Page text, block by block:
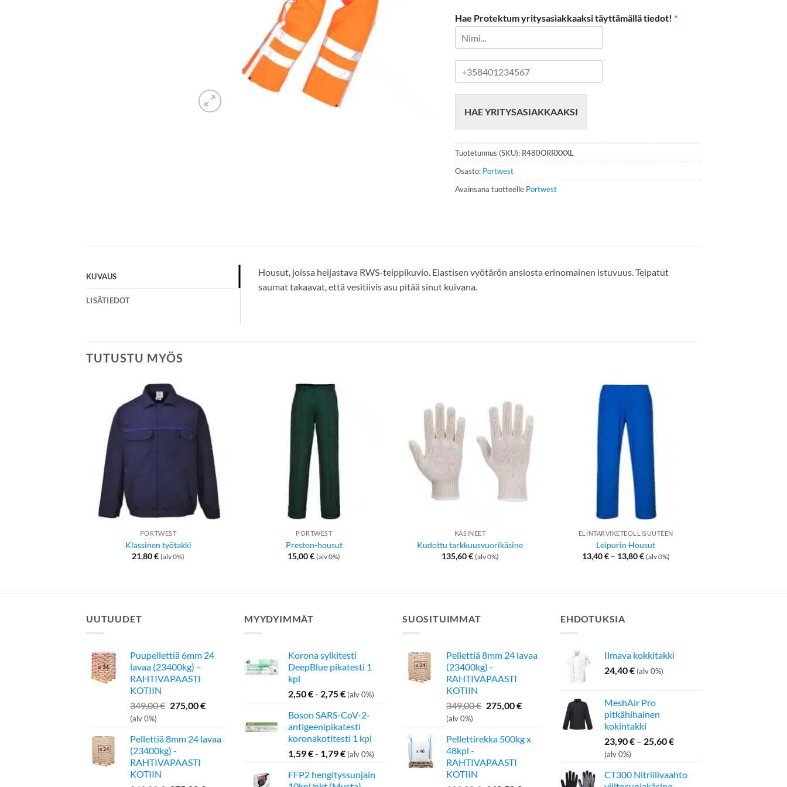
Hae Protektum yritysasiakkaaksi täyttämällä tiedot! *
n
u
m
e
r
HAE YRITYSASIAKKAAKSI
Tuotetunnus (SKU): R480ORRXXXL
Osasto: Portwest
Avainsana tuotteelle Portwest
KUVAUS
LISÄTIEDOT
Housut, joissa heijastava RWS-teippikuvio. Elastisen vyötärön ansiosta erinomainen istuvuus. Teipatut
saumat takaavat, että vesitiivis asu pitää sinut kuivana.
TUTUSTU MYÖS
PORTWEST
Klassinen työtakki
21,80€ (alv 0%)
PORTWEST
Preston-housut
15,00€ (alv 0%)
KÄSINEET
Kudottu tarkkuusvuorikäsine
135,60€ (alv 0%)
ELINTARVIKETEOLLISUUTEEN
Leipurin Housut
13,40€ – 13,80€Hintaluokka:
13,40 €
(alv 0%)
UUTUUDET
Puupellettiä 6mm 24
lavaa (23400kg) –
RAHTIVAPAASTI
KOTIIN
349,00€ Alkuperäinen
349,00 €.
275,00€Nykyinen
275,00 €.
(alv 0%)
Pellettiä 8mm 24 lavaa
(23400kg) -
RAHTIVAPAASTI
KOTIIN
MYYDYIMMÄT
Korona sylkitesti
DeepBlue pikatesti 1
kpl
2,50€- 2,75€ (alv 0%)
Boson SARS-CoV-2-
antigeenipikatesti
koronakotitesti 1 kpl
1,59€- 1,79€ (alv 0%)
FFP2 hengityssuojain
SUOSITUIMMAT
Pellettiä 8mm 24 lavaa
(23400kg) -
RAHTIVAPAASTI
KOTIIN
349,00€ Alkuperäinen
349,00 €.
275,00€Nykyinen
275,00 €.
(alv 0%)
Pellettirekka 500kg x
48kpl -
RAHTIVAPAASTI
KOTIIN
EHDOTUKSIA
Ilmava kokkitakki
24,40€ (alv 0%)
MeshAir Pro
pitkähihainen
kokintakki
23,90€ – 25,60€Hintaluokka:
25,60 €
(alv 0%)
CT300 Nitriilivaahto